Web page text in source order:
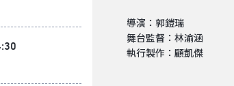
導演：郭鎧瑞
舞台監督：林渝涵
執行製作：顧凱傑